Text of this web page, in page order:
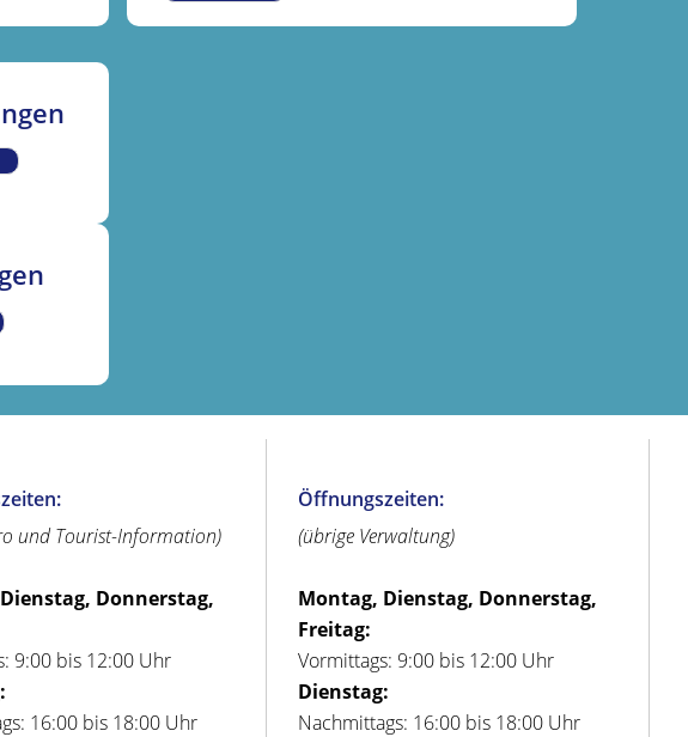
und Tourist-Information)
Donnerstag,
9:00 bis 12:00 Uhr
16:00 bis 18:00 Uhr
Öffnungszeiten:
(übrige Verwaltung)
Montag, Dienstag, Donnerstag,
Freitag:
Vormittags: 9:00 bis 12:00 Uhr
Dienstag:
Nachmittags: 16:00 bis 18:00 Uhr